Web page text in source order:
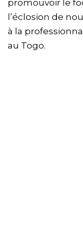
promouvoir le
l’éclosion de
à la
au Togo.